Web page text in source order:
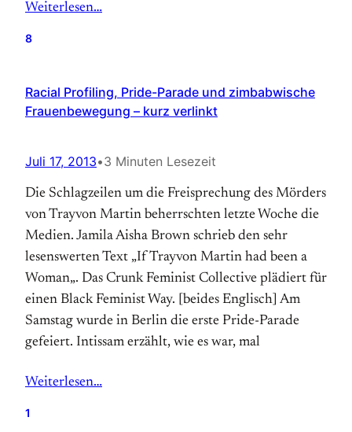
Weiterlesen…
8
Racial Profiling, Pride-Parade und zimbabwische
Frauenbewegung – kurz verlinkt
Juli 17, 2013•3 Minuten Lesezeit
Die Schlagzeilen um die Freisprechung des Mörders
von Trayvon Martin beherrschten letzte Woche die
Medien. Jamila Aisha Brown schrieb den sehr
lesenswerten Text „If Trayvon Martin had been a
Woman„. Das Crunk Feminist Collective plädiert für
einen Black Feminist Way. [beides Englisch] Am
Samstag wurde in Berlin die erste Pride-Parade
gefeiert. Intissam erzählt, wie es war, mal
Weiterlesen…
1